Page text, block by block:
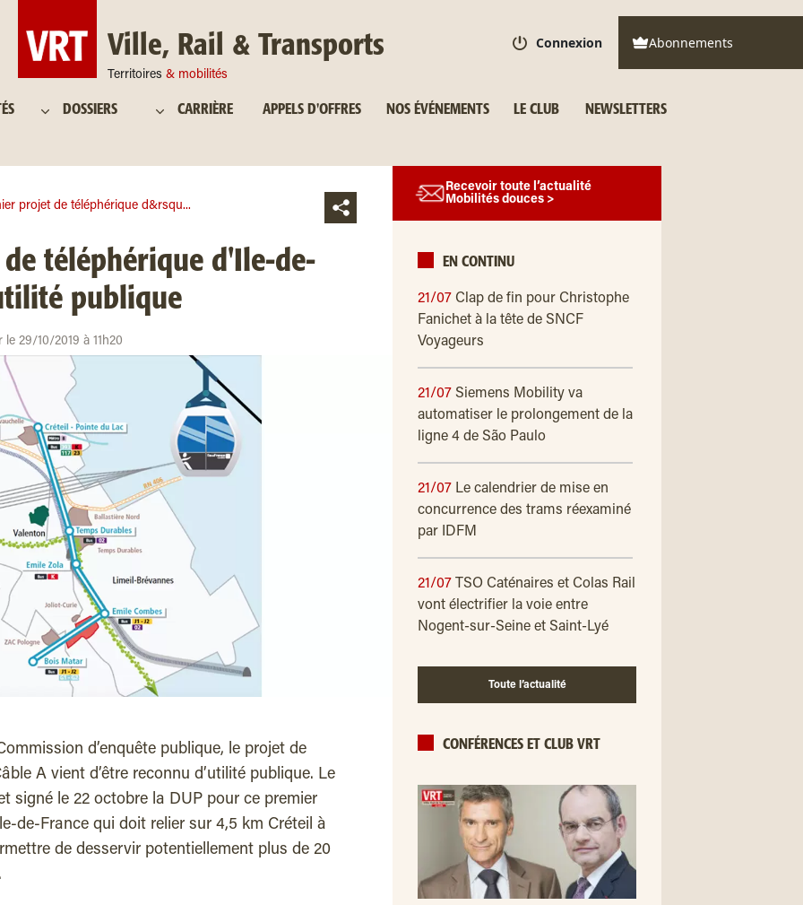
Ville, Rail & Transports
Territoires & mobilités
Connexion Abonnements
DOSSIERS CARRIÈRE APPELS D'OFFRES NOS ÉVÉNEMENTS LE CLUB NEWSLETTERS
projet de téléphérique d&rsqu...
téléphérique d'Ile-de-
publique
29/10/2019 à 11h20
d’enquête publique, le projet de
A vient d’être reconnu d’utilité publique. Le
signé le 22 octobre la DUP pour ce premier
de-France qui doit relier sur 4,5 km Créteil à
de desservir potentiellement plus de 20
Recevoir toute l’actualité
Mobilités douces >
EN CONTINU
21/07 Clap de fin pour Christophe
Fanichet à la tête de SNCF
Voyageurs
21/07 Siemens Mobility va
automatiser le prolongement de la
ligne 4 de São Paulo
21/07 Le calendrier de mise en
concurrence des trams réexaminé
par IDFM
21/07
TSO Caténaires et Colas Rail
vont électrifier la voie entre
Nogent-sur-Seine et Saint-Lyé
Toute l’actualité
CONFÉRENCES ET CLUB VRT